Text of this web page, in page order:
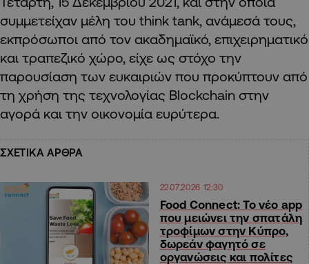
συμμετείχαν μέλη του think tank, ανάμεσά τους,
εκπρόσωποι από τον ακαδημαϊκό, επιχειρηματικό
και τραπεζικό χώρο, είχε ως στόχο την
παρουσίαση των ευκαιριών που προκύπτουν από
τη χρήση της τεχνολογίας Blockchain στην
αγορά και την οικονομία ευρύτερα.
ΣΧΕΤΙΚΑ ΑΡΘΡΑ
22.07.2026 12:30
Food Connect: Το νέο app
που μειώνει την σπατάλη
τροφίμων στην Κύπρο,
δωρεάν φαγητό σε
οργανώσεις και πολίτες